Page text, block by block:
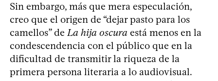
Sin embargo, más que mera especulación,
creo que el origen de “dejar pasto para los
camellos” deLa hija oscura está menos en la
condescendencia con el público que en la
dificultad de transmitir la riqueza de la
primera persona literaria a lo audiovisual.